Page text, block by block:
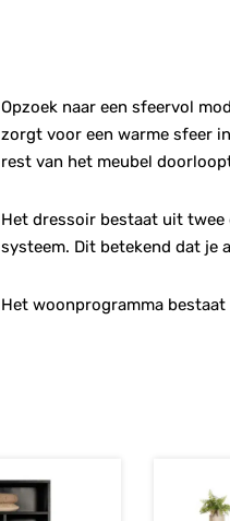
Opzoek naar een sfeervol
zorgt voor een warme sfeer
rest van het meubel
Het dressoir bestaat uit twee
systeem. Dit betekend dat je
Het woonprogramma